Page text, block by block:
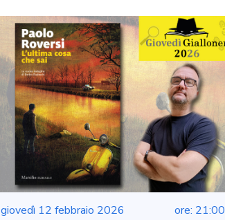
giovedì 12 febbraio 2026 ore: 21:00